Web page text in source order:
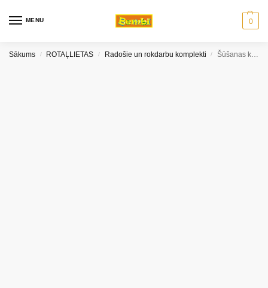
MENU 0
Sākums / ROTAĻLIETAS / Radošie un rokdarbu komplekti / Šūšanas komplekts Baczek